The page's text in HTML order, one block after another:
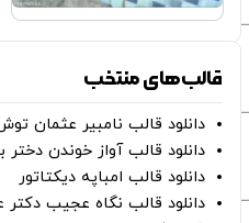
قالب‌های منتخب
دانلود قالب نامبیر عثمان
دانلود قالب آواز خوندن دختر
دانلود قالب امباپه دیکتاتور
دانلود قالب نگاه عجیب دکتر